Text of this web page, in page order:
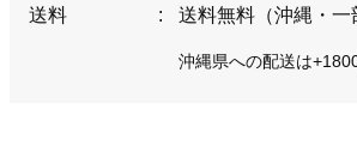
送料 : 送料無料（沖縄・一
沖縄県への配送は